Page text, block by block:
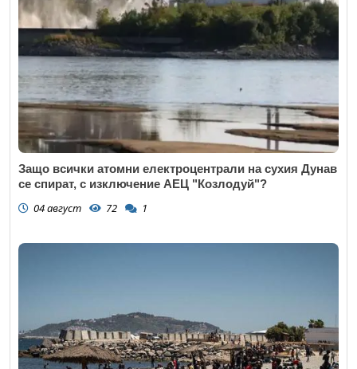
Защо всички атомни електроцентрали на сухия Дунав
се спират, с изключение АЕЦ "Козлодуй"?
04 август 72 1